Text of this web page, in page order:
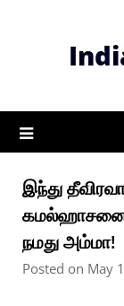
இந்து
கமல்ஹாசனை
நமது அம்மா!
Posted on May